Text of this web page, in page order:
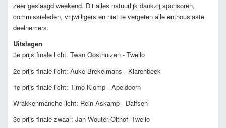
zeer geslaagd weekend. Dit alles natuurlijk dankzij sponsoren,
commissieleden, vrijwilligers en niet te vergeten alle enthousiaste
deelnemers.
Uitslagen
3e prijs finale licht: Twan Oosthuizen - Twello
2e prijs finale licht: Auke Brekelmans - Klarenbeek
1e prijs finale licht: Timo Klomp - Apeldoorn
Wrakkenmanche licht: Rein Askamp - Dalfsen
3e prijs finale zwaar: Jan Wouter Olthof -Twello